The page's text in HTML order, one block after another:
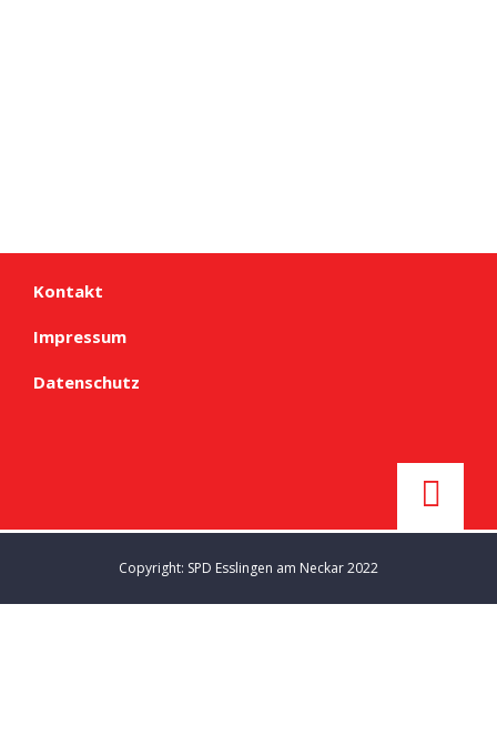
Kontakt
Impressum
Datenschutz
Copyright: SPD Esslingen am Neckar 2022